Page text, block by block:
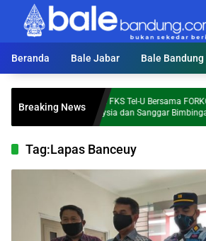
Langsung
konten
Beranda
Bale Jabar Bale Bandung
Breaking NewsDosen FKS Tel-U Bersama FORKOMMI
Malaysia dan Sanggar Bimbingan Broga
Perkuat Kolaborasi Internasional melalui
Tag:Lapas Banceuy